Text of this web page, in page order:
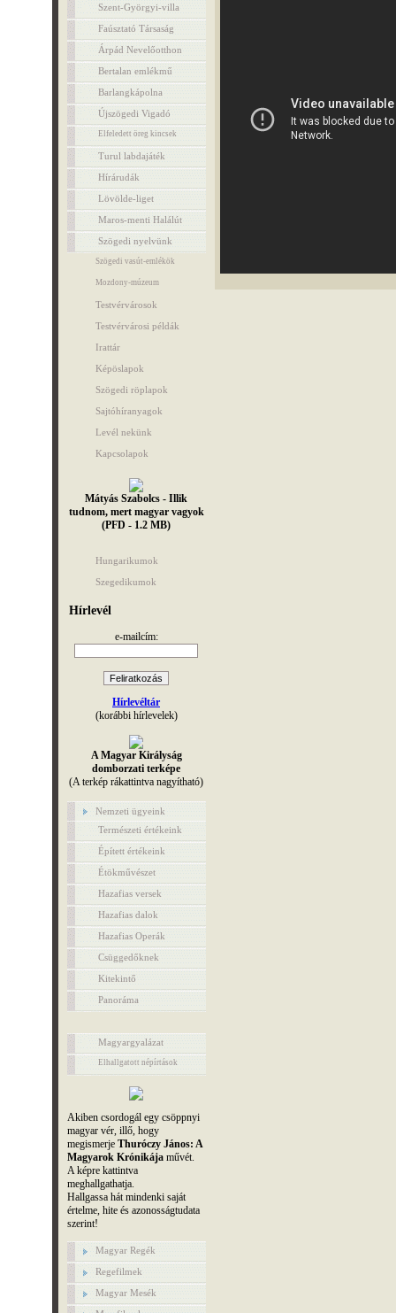
Szent-Györgyi-villa
Faúsztató Társaság
Árpád Nevelőotthon
Bertalan emlékmű
Barlangkápolna
Újszögedi Vigadó
Elfeledett öreg kincsek
Turul labdajáték
Hírárudák
Lövölde-liget
Maros-menti Halálút
Szögedi nyelvünk
Szögedi vasút-emlékök
Mozdony-múzeum
Testvérvárosok
Testvérvárosi példák
Irattár
Képöslapok
Szögedi röplapok
Sajtóhíranyagok
Levél nekünk
Kapcsolapok
Mátyás Szabolcs - Illik
tudnom, mert magyar vagyok
(PFD - 1.2 MB)
Hungarikumok
Szegedikumok
Hírlevél
e-mailcím:
Hírlevéltár
(korábbi hírlevelek)
A Magyar Királyság
domborzati terképe
(A terkép rákattintva nagyítható)
Nemzeti ügyeink
Természeti értékeink
Épített értékeink
Étökművészet
Hazafias versek
Hazafias dalok
Hazafias Operák
Csüggedőknek
Kitekintő
Panoráma
Magyargyalázat
Elhallgatott népírtások
Akiben csordogál egy csöppnyi
magyar vér, illő, hogy
megismerje Thuróczy János: A
Magyarok Krónikájaművét.
A képre kattintva
meghallgathatja.
Hallgassa hát mindenki saját
értelme, hite és azonosságtudata
szerint!
Magyar Regék
Regefilmek
Magyar Mesék